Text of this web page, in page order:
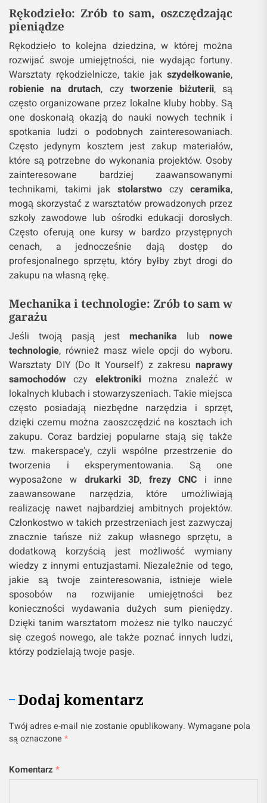
Rękodzieło: Zrób to sam, oszczędzając
pieniądze
Rękodzieło to kolejna dziedzina, w której można
rozwijać swoje umiejętności, nie wydając fortuny.
Warsztaty rękodzielnicze, takie jakszydełkowanie,
robienie na drutach, czy tworzenie biżuterii, są
często organizowane przez lokalne kluby hobby. Są
one doskonałą okazją do nauki nowych technik i
spotkania ludzi o podobnych zainteresowaniach.
Często jedynym kosztem jest zakup materiałów,
które są potrzebne do wykonania projektów. Osoby
zainteresowane bardziej zaawansowanymi
technikami, takimi jak stolarstwoczyceramika,
mogą skorzystać z warsztatów prowadzonych przez
szkoły zawodowe lub ośrodki edukacji dorosłych.
Często oferują one kursy w bardzo przystępnych
cenach, a jednocześnie dają dostęp do
profesjonalnego sprzętu, który byłby zbyt drogi do
zakupu na własną rękę.
Mechanika i technologie: Zrób to sam w
garażu
Jeśli twoją pasją jestmechanika lubnowe
technologie, również masz wiele opcji do wyboru.
Warsztaty DIY (Do It Yourself) z zakresunaprawy
samochodów czy elektronikimożna znaleźć w
lokalnych klubach i stowarzyszeniach. Takie miejsca
często posiadają niezbędne narzędzia i sprzęt,
dzięki czemu można zaoszczędzić na kosztach ich
zakupu. Coraz bardziej popularne stają się także
tzw. makerspace’y, czyli wspólne przestrzenie do
tworzenia i eksperymentowania. Są one
wyposażone w drukarki 3D, frezy CNC i inne
zaawansowane narzędzia, które umożliwiają
realizację nawet najbardziej ambitnych projektów.
Członkostwo w takich przestrzeniach jest zazwyczaj
znacznie tańsze niż zakup własnego sprzętu, a
dodatkową korzyścią jest możliwość wymiany
wiedzy z innymi entuzjastami. Niezależnie od tego,
jakie są twoje zainteresowania, istnieje wiele
sposobów na rozwijanie umiejętności bez
konieczności wydawania dużych sum pieniędzy.
Dzięki tanim warsztatom możesz nie tylko nauczyć
się czegoś nowego, ale także poznać innych ludzi,
którzy podzielają twoje pasje.
Dodaj komentarz
Twój adres e-mail nie zostanie opublikowany. Wymagane pola
są oznaczone *
Komentarz *